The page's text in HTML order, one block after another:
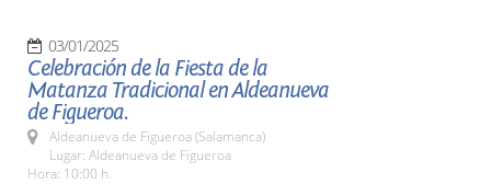
03/01/2025
Celebración de la Fiesta de la
Matanza Tradicional en Aldeanueva
de Figueroa.
Aldeanueva de Figueroa (Salamanca)
Lugar: Aldeanueva de Figueroa
Hora: 10:00 h.